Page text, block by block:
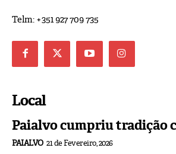
Telm: +351 927 709 735
Local
Paialvo cumpriu tradição
PAIALVO 21 de Fevereiro, 2026